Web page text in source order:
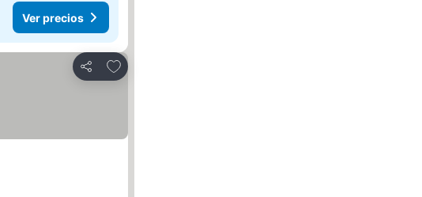
Ver precios
Compartir
Añadir a favoritos